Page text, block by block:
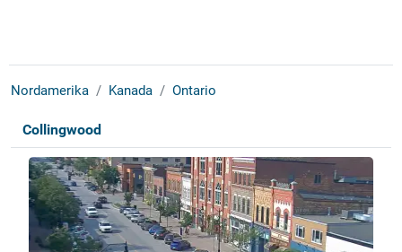
Nordamerika Kanada Ontario
Collingwood